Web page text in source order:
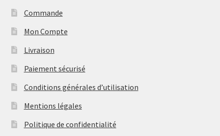
Commande
Mon Compte
Livraison
Paiement sécurisé
Conditions générales d’utilisation
Mentions légales
Politique de confidentialité